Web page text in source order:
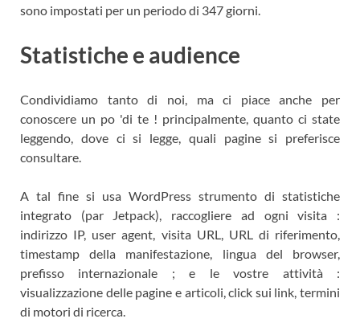
sono impostati per un periodo di 347 giorni.
Statistiche e audience
Condividiamo tanto di noi, ma ci piace anche per
conoscere un po 'di te ! principalmente, quanto ci state
leggendo, dove ci si legge, quali pagine si preferisce
consultare.
A tal fine si usa WordPress strumento di statistiche
integrato (par Jetpack), raccogliere ad ogni visita :
indirizzo IP, user agent, visita URL, URL di riferimento,
timestamp della manifestazione, lingua del browser,
prefisso internazionale ; e le vostre attività :
visualizzazione delle pagine e articoli, click sui link, termini
di motori di ricerca.